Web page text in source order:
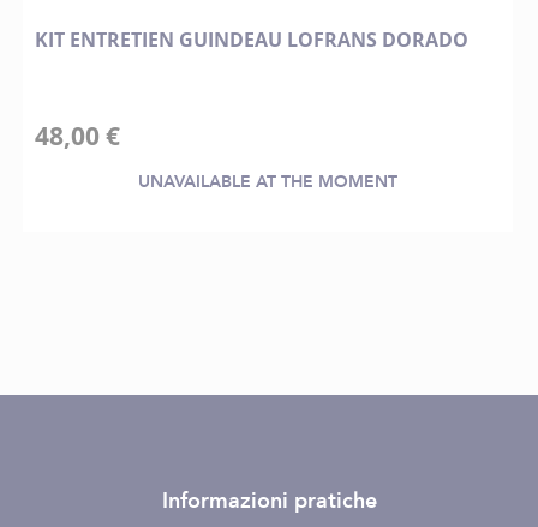
KIT ENTRETIEN GUINDEAU LOFRANS DORADO
48,00 €
UNAVAILABLE AT THE MOMENT
Informazioni pratiche